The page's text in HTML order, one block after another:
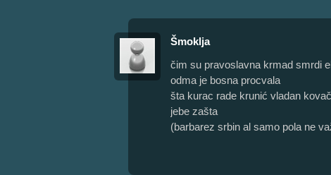
Šmoklja
čim su pravoslavna krmad smrdi
odma je bosna procvala
šta kurac rade krunić vladan
jebe zašta
(barbarez srbin al samo pola ne